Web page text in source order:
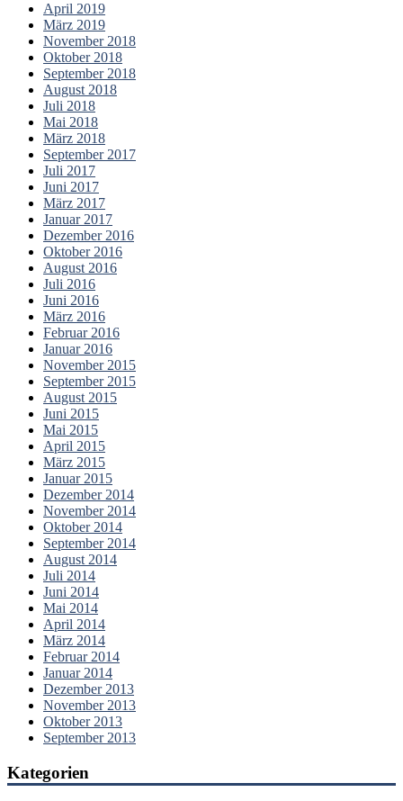
April 2019
März 2019
November 2018
Oktober 2018
September 2018
August 2018
Juli 2018
Mai 2018
März 2018
September 2017
Juli 2017
Juni 2017
März 2017
Januar 2017
Dezember 2016
Oktober 2016
August 2016
Juli 2016
Juni 2016
März 2016
Februar 2016
Januar 2016
November 2015
September 2015
August 2015
Juni 2015
Mai 2015
April 2015
März 2015
Januar 2015
Dezember 2014
November 2014
Oktober 2014
September 2014
August 2014
Juli 2014
Juni 2014
Mai 2014
April 2014
März 2014
Februar 2014
Januar 2014
Dezember 2013
November 2013
Oktober 2013
September 2013
Kategorien